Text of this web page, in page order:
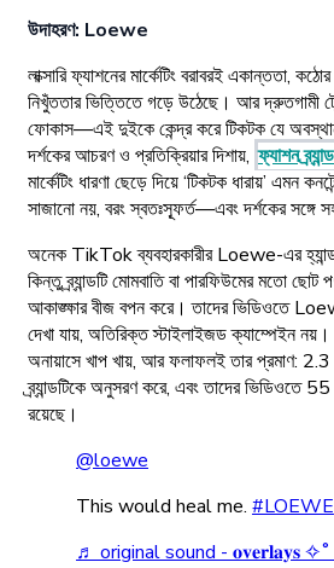
উদাহরণ: Loewe
লাক্সারি ফ্যাশনের মার্কেটিং বরাবরই একান্ততা,
নিখুঁততার ভিত্তিতে গড়ে উঠেছে। আর দ্রুতগামী
ফোকাস—এই দুইকে কেন্দ্র করে টিকটক যে অবস্থান
দর্শকের আচরণ ও প্রতিক্রিয়ার দিশায়, ফ্যাশন
মার্কেটিং ধারণা ছেড়ে দিয়ে ‘টিকটক ধারায়’ এমন
সাজানো নয়, বরং স্বতঃস্ফূর্ত—এবং দর্শকের সঙ্গে
অনেক TikTok ব্যবহারকারীর Loewe-এর
কিন্তু ব্র্যান্ডটি মোমবাতি বা পারফিউমের মতো
আকাঙ্ক্ষার বীজ বপন করে। তাদের ভিডিওতে
দেখা যায়, অতিরিক্ত স্টাইলাইজড ক্যাম্পেইন নয়।
অনায়াসে খাপ খায়, আর ফলাফলই তার প্রমাণ: 2.3
ব্র্যান্ডটিকে অনুসরণ করে, এবং তাদের ভিডিওতে
রয়েছে।
@loewe
This would heal me. #LOEWE
♬ original sound - 𝐨𝐯𝐞𝐫𝐥𝐚𝐲𝐬 ✧˚